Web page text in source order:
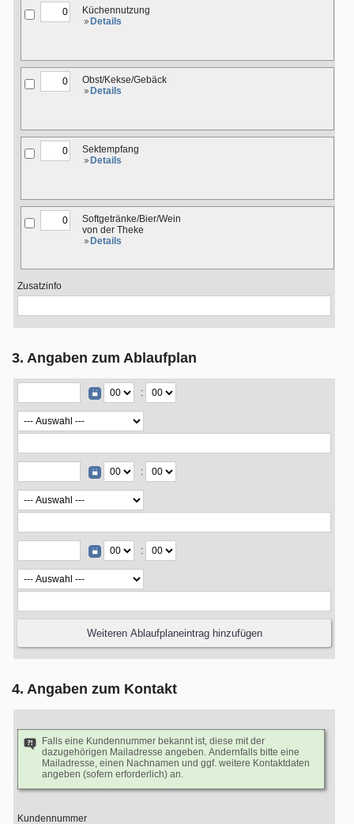
Küchennutzung
Details
Obst/Kekse/Gebäck
Details
Sektempfang
Details
Softgetränke/Bier/Wein
von der Theke
Details
Zusatzinfo
3. Angaben zum Ablaufplan
:
:
:
4. Angaben zum Kontakt
Falls eine Kundennummer bekannt ist, diese mit der
dazugehörigen Mailadresse angeben. Andernfalls bitte eine
Mailadresse, einen Nachnamen und ggf. weitere Kontaktdaten
angeben (sofern erforderlich) an.
Kundennummer